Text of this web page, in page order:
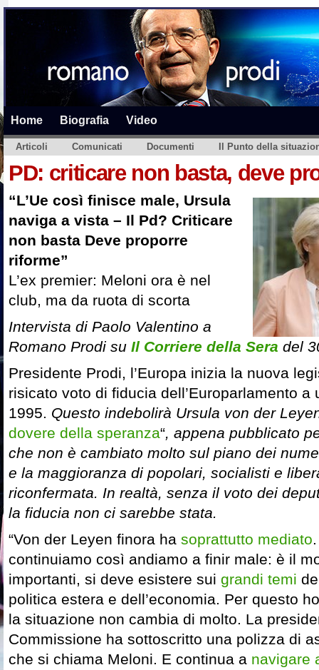
Home Biografia Video
Articoli Comunicati Documenti Il Punto della
PD: criticare non basta, deve
“L’Ue così finisce male, Ursula
naviga a vista – Il Pd? Criticare
non basta Deve proporre
riforme”
L’ex premier: Meloni ora è nel
club, ma da ruota di scorta
Intervista di Paolo Valentino a
Romano Prodi su Il Corriere della Sera del
Presidente Prodi, l’Europa inizia la nuova
risicato voto di fiducia dell’Europarlamento a
1995. Questo indebolirà Ursula von der
dovere della speranza“, appena pubblicato
che non è cambiato molto sul piano dei
e la maggioranza di popolari, socialisti e
riconfermata. In realtà, senza il voto dei
la fiducia non ci sarebbe stata.
“Von der Leyen finora ha soprattutto mediato
continuiamo così andiamo a finir male: è il
importanti, si deve esistere sui grandi temi
politica estera e dell’economia. Per questo
la situazione non cambia di molto. La
Commissione ha sottoscritto una polizza di
che si chiama Meloni. E continua a navigare